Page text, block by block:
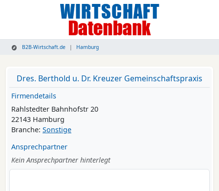
B2B-Wirtschaft.de Hamburg
Dres. Berthold u. Dr. Kreuzer Gemeinschaftspraxis
Firmendetails
Rahlstedter Bahnhofstr 20
22143 Hamburg
Branche: Sonstige
Ansprechpartner
Kein Ansprechpartner hinterlegt